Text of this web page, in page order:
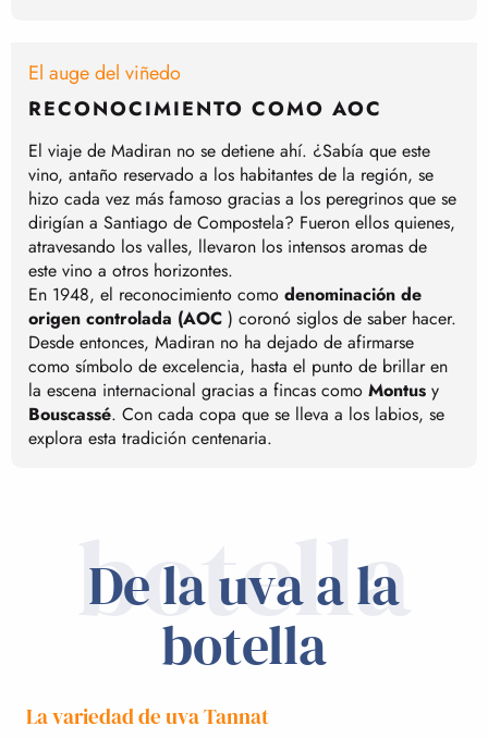
El auge del viñedo
RECONOCIMIENTO COMO AOC
El viaje de Madiran no se detiene ahí. ¿Sabía que este
vino, antaño reservado a los habitantes de la región, se
hizo cada vez más famoso gracias a los peregrinos que se
dirigían a Santiago de Compostela? Fueron ellos quienes,
atravesando los valles, llevaron los intensos aromas de
este vino a otros horizontes.
En 1948, el reconocimiento como denominación de
origen controlada (AOC ) coronó siglos de saber hacer.
Desde entonces, Madiran no ha dejado de afirmarse
como símbolo de excelencia, hasta el punto de brillar en
la escena internacional gracias a fincas como Montus y
Bouscassé. Con cada copa que se lleva a los labios, se
explora esta tradición centenaria.
botella
De la uva a la
botella
La variedad de uva Tannat